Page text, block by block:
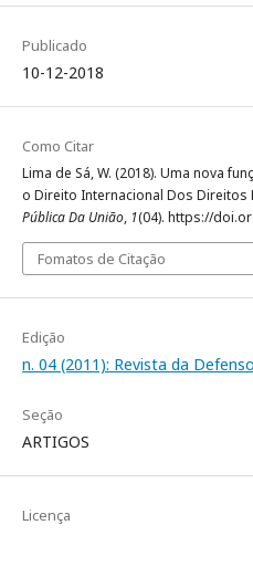
Publicado
10-12-2018
Como Citar
Lima de Sá, W. (2018). Uma nova
o Direito Internacional Dos Direitos
Pública Da União, 1(04). https://
Fomatos de Citação
Edição
n. 04 (2011): Revista da
Seção
ARTIGOS
Licença